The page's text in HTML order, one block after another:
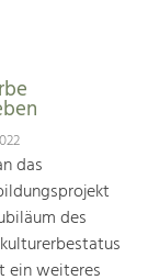
das
des
ein weiteres